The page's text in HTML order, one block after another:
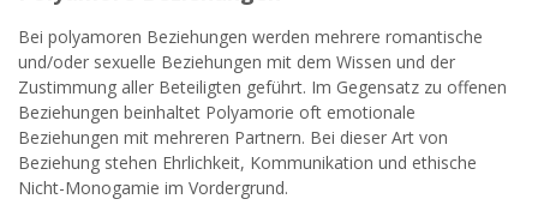
Bei polyamoren Beziehungen werden mehrere romantische
und/oder sexuelle Beziehungen mit dem Wissen und der
Zustimmung aller Beteiligten geführt. Im Gegensatz zu offenen
Beziehungen beinhaltet Polyamorie oft emotionale
Beziehungen mit mehreren Partnern. Bei dieser Art von
Beziehung stehen Ehrlichkeit, Kommunikation und ethische
Nicht-Monogamie im Vordergrund.